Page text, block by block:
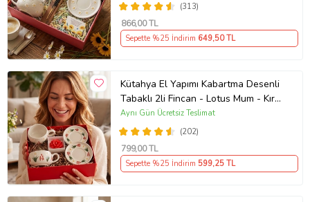
(313)
866,00 TL
Sepette %25 İndirim 649,50 TL
Kütahya El Yapımı Kabartma Desenli
Tabaklı 2li Fincan - Lotus Mum - Kır
Bahçesi Temalı
(202)
Aynı Gün Ücretsiz Teslimat
799,00 TL
Sepette %25 İndirim 599,25 TL